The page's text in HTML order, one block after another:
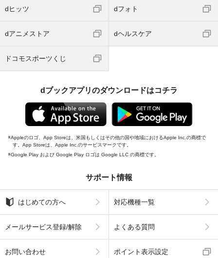
dヒッツ dフォト
dアニメストア dヘルスケア
ドコモスポーツくじ
dブックアプリのダウンロードはコチラ
Appleのロゴ、App Storeは、米国もしくはその他の国や地域におけるApple Inc.の商標で
す。App Storeは、Apple Inc.のサービスマークです。
Google Play および Google Play ロゴは Google LLC の商標です。
サポート情報
はじめての方へ 対応機種一覧
メールサービス登録/解除 よくある質問
お問い合わせ ポイント表示設定